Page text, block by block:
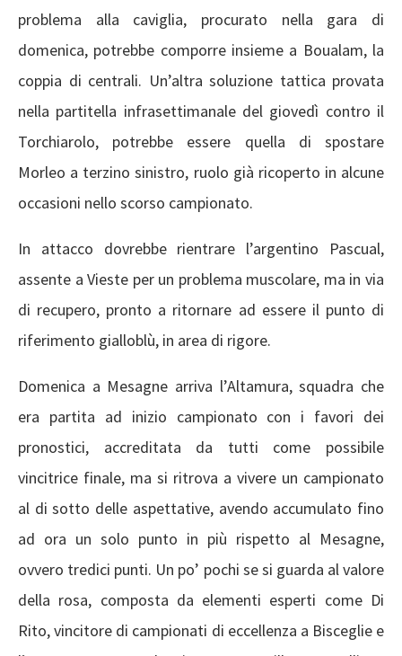
problema alla caviglia, procurato nella gara di
domenica, potrebbe comporre insieme a Boualam, la
coppia di centrali. Un’altra soluzione tattica provata
nella partitella infrasettimanale del giovedì contro il
Torchiarolo, potrebbe essere quella di spostare
Morleo a terzino sinistro, ruolo già ricoperto in alcune
occasioni nello scorso campionato.
In attacco dovrebbe rientrare l’argentino Pascual,
assente a Vieste per un problema muscolare, ma in via
di recupero, pronto a ritornare ad essere il punto di
riferimento gialloblù, in area di rigore.
Domenica a Mesagne arriva l’Altamura, squadra che
era partita ad inizio campionato con i favori dei
pronostici, accreditata da tutti come possibile
vincitrice finale, ma si ritrova a vivere un campionato
al di sotto delle aspettative, avendo accumulato fino
ad ora un solo punto in più rispetto al Mesagne,
ovvero tredici punti. Un po’ pochi se si guarda al valore
della rosa, composta da elementi esperti come Di
Rito, vincitore di campionati di eccellenza a Bisceglie e